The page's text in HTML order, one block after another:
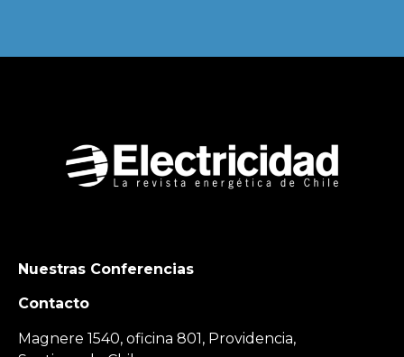
Nuestras Conferencias
Contacto
Magnere 1540, oficina 801, Providencia,